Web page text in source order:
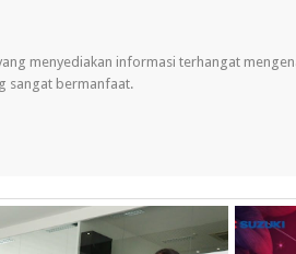
menyediakan informasi terhangat
sangat bermanfaat.